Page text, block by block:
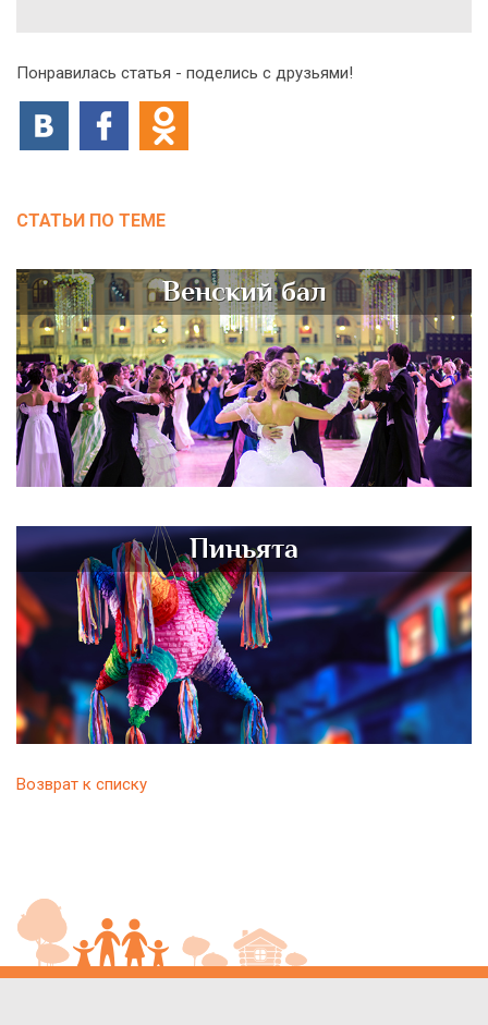
Понравилась статья - поделись с друзьями!
СТАТЬИ ПО ТЕМЕ
Венский бал
Пиньята
Возврат к списку